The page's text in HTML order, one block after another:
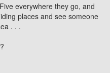
everywhere they go, and
places and see someone
. . .